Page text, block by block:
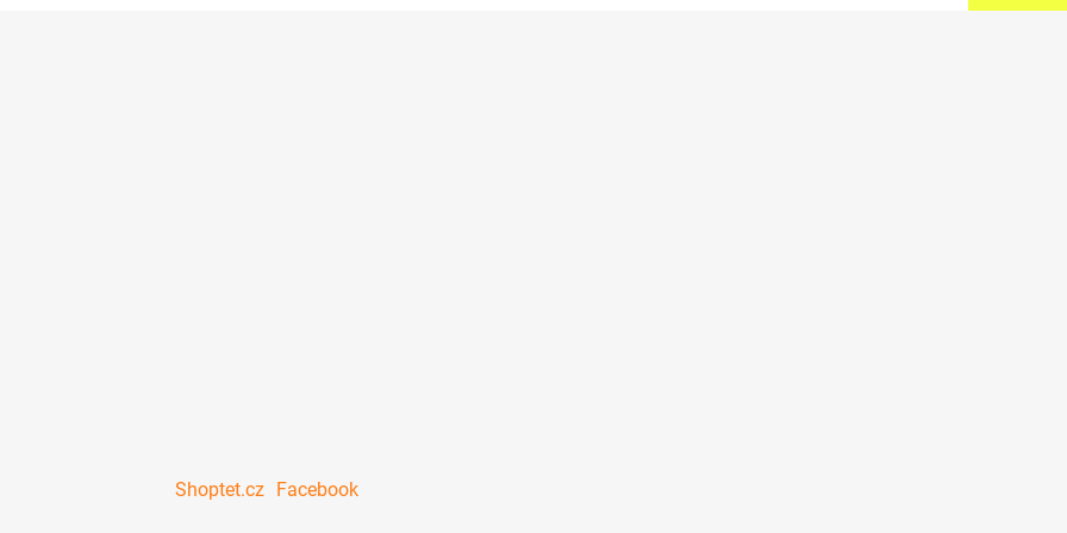
Shoptet.cz Facebook